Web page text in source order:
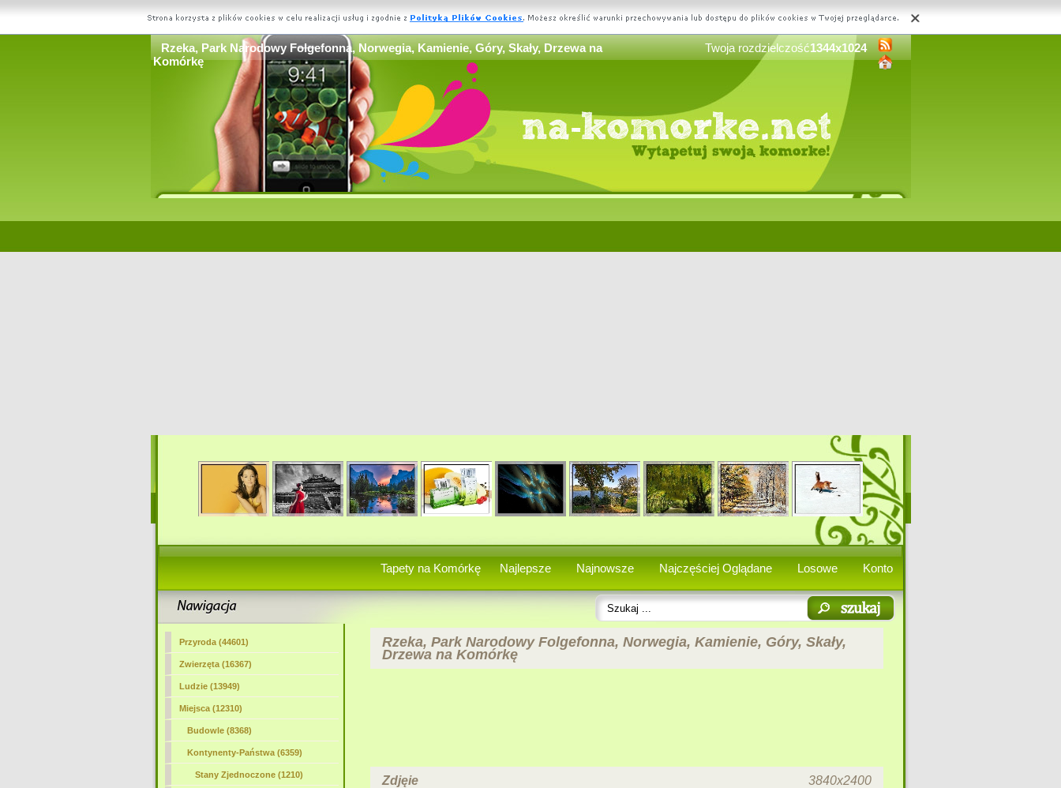
Rzeka, Park Narodowy Folgefonna, Norwegia, Kamienie, Góry, Skały, Drzewa na
Komórkę
Twoja rozdzielczość1344x1024
Tapety na Komórkę Najlepsze Najnowsze Najczęściej Oglądane Losowe Konto
Przyroda (44601)
Zwierzęta (16367)
Ludzie (13949)
Miejsca (12310)
Budowle (8368)
Kontynenty-Państwa (6359)
Stany Zjednoczone (1210)
Rzeka, Park Narodowy Folgefonna, Norwegia, Kamienie, Góry, Skały,
Drzewa na Komórkę
Zdjęie 3840x2400